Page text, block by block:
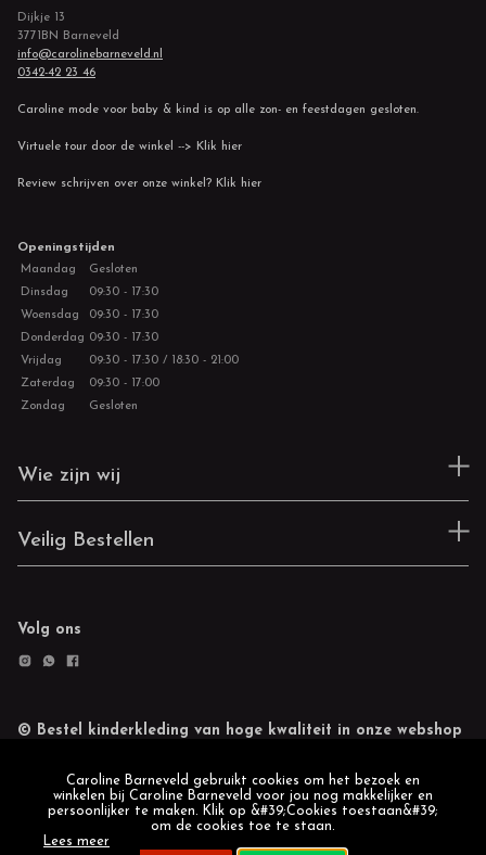
Dijkje 13
3771BN Barneveld
info@carolinebarneveld.nl
0342-42 23 46
Caroline mode voor baby & kind is op alle zon- en feestdagen gesloten.
Virtuele tour door de winkel --> Klik hier
Review schrijven over onze winkel? Klik hier
Openingstijden
Maandag
Gesloten
Dinsdag
09:30 - 17:30
Woensdag
09:30 - 17:30
Donderdag 09:30 - 17:30
Vrijdag
09:30 - 17:30 / 18:30 - 21:00
Zaterdag
09:30 - 17:00
Zondag
Gesloten
Wie zijn wij
Veilig Bestellen
Volg ons
© Bestel kinderkleding van hoge kwaliteit in onze webshop
Caroline Barneveld gebruikt cookies om het bezoek en
winkelen bij Caroline Barneveld voor jou nog makkelijker en
persoonlijker te maken. Klik op &#39;Cookies toestaan&#39;
om de cookies toe te staan.
Lees meer